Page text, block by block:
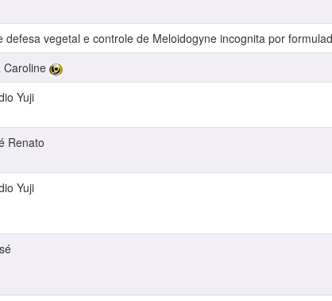
defesa vegetal e controle de Meloidogyne incognita por
Caroline
Yuji
Renato
Yuji